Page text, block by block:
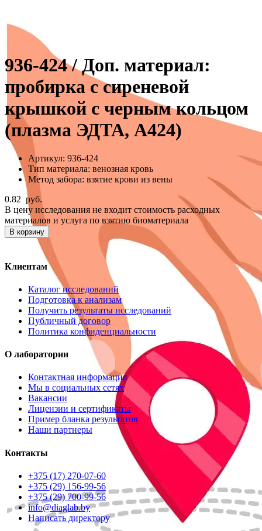
936-424 / Доп. материал:
пробирка с сиреневой
крышкой с черным кольцом
(плазма ЭДТА, А424)
Артикул: 936-424
Тип материала: венозная кровь
Метод забора: взятие крови из вены
0.82 руб.
В цену исследования не входит стоимость расходных
материалов и услуга по взятию биоматериала
В корзину
Клиентам
Каталог исследований
Подготовка к анализам
Получить результаты исследований
Публичный договор
Политика конфиденциальности
О лаборатории
Контактная информация
Мы в социальных сетях
Вакансии
Лицензии и сертификаты
Пример бланка результатов
Наши партнеры
Контакты
+375 (17) 270-07-60
+375 (29) 156-99-56
+375 (29) 700-99-56
info@diaglab.by
Написать директору